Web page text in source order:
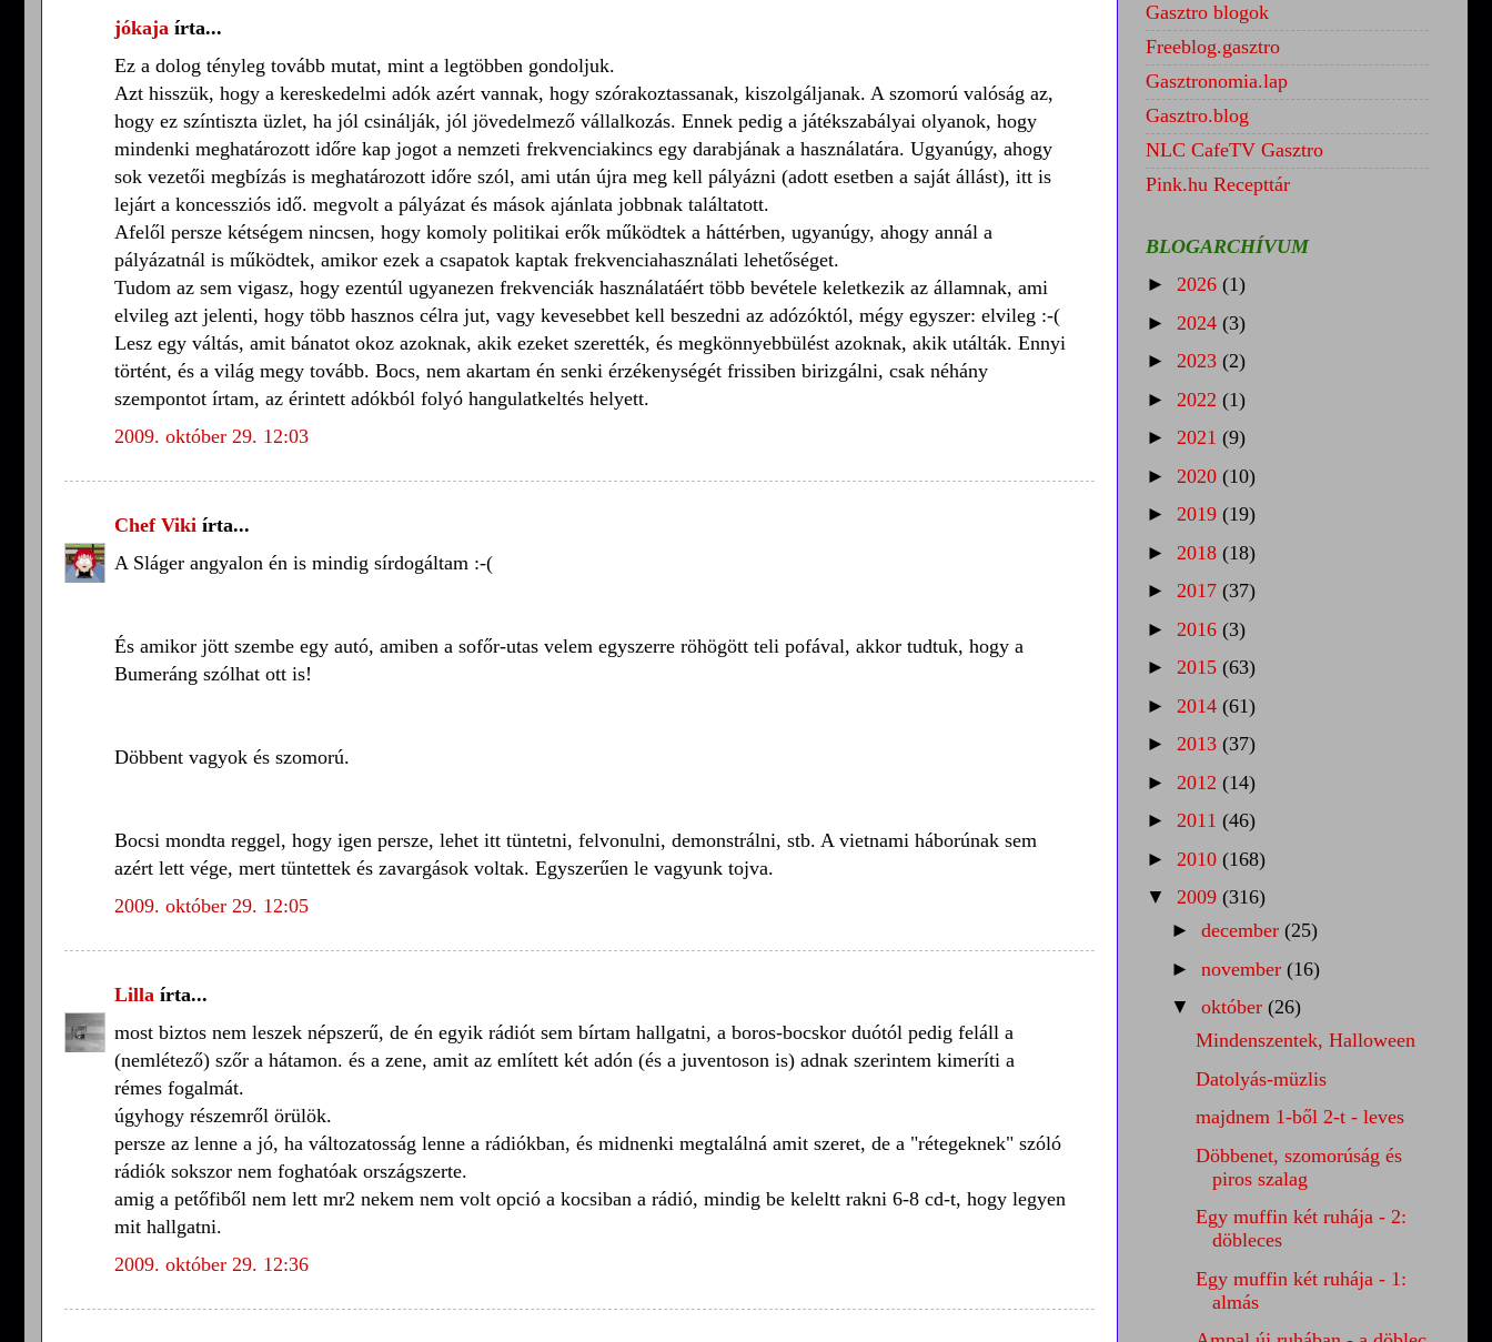
jókaja írta...
Ez a dolog tényleg tovább mutat, mint a legtöbben gondoljuk.
Azt hisszük, hogy a kereskedelmi adók azért vannak, hogy szórakoztassanak, kiszolgáljanak. A szomorú valóság az,
hogy ez színtiszta üzlet, ha jól csinálják, jól jövedelmező vállalkozás. Ennek pedig a játékszabályai olyanok, hogy
mindenki meghatározott időre kap jogot a nemzeti frekvenciakincs egy darabjának a használatára. Ugyanúgy, ahogy
sok vezetői megbízás is meghatározott időre szól, ami után újra meg kell pályázni (adott esetben a saját állást), itt is
lejárt a koncessziós idő. megvolt a pályázat és mások ajánlata jobbnak találtatott.
Afelől persze kétségem nincsen, hogy komoly politikai erők működtek a háttérben, ugyanúgy, ahogy annál a
pályázatnál is működtek, amikor ezek a csapatok kaptak frekvenciahasználati lehetőséget.
Tudom az sem vigasz, hogy ezentúl ugyanezen frekvenciák használatáért több bevétele keletkezik az államnak, ami
elvileg azt jelenti, hogy több hasznos célra jut, vagy kevesebbet kell beszedni az adózóktól, mégy egyszer: elvileg :-(
Lesz egy váltás, amit bánatot okoz azoknak, akik ezeket szerették, és megkönnyebbülést azoknak, akik utálták. Ennyi
történt, és a világ megy tovább. Bocs, nem akartam én senki érzékenységét frissiben birizgálni, csak néhány
szempontot írtam, az érintett adókból folyó hangulatkeltés helyett.
2009. október 29. 12:03
Chef Viki írta...
A Sláger angyalon én is mindig sírdogáltam :-(
És amikor jött szembe egy autó, amiben a sofőr-utas velem egyszerre röhögött teli pofával, akkor tudtuk, hogy a
Bumeráng szólhat ott is!
Döbbent vagyok és szomorú.
Bocsi mondta reggel, hogy igen persze, lehet itt tüntetni, felvonulni, demonstrálni, stb. A vietnami háborúnak sem
azért lett vége, mert tüntettek és zavargások voltak. Egyszerűen le vagyunk tojva.
2009. október 29. 12:05
Lilla írta...
most biztos nem leszek népszerű, de én egyik rádiót sem bírtam hallgatni, a boros-bocskor duótól pedig feláll a
(nemlétező) szőr a hátamon. és a zene, amit az említett két adón (és a juventoson is) adnak szerintem kimeríti a
rémes fogalmát.
úgyhogy részemről örülök.
persze az lenne a jó, ha változatosság lenne a rádiókban, és midnenki megtalálná amit szeret, de a "rétegeknek" szóló
rádiók sokszor nem foghatóak országszerte.
amig a petőfiből nem lett mr2 nekem nem volt opció a kocsiban a rádió, mindig be keleltt rakni 6-8 cd-t, hogy legyen
mit hallgatni.
2009. október 29. 12:36
Gasztro blogok
Freeblog.gasztro
Gasztronomia.lap
Gasztro.blog
NLC CafeTV Gasztro
Pink.hu Recepttár
BLOGARCHÍVUM
► 2026 (1)
► 2024 (3)
► 2023 (2)
► 2022 (1)
► 2021 (9)
► 2020 (10)
► 2019 (19)
► 2018 (18)
► 2017 (37)
► 2016 (3)
► 2015 (63)
► 2014 (61)
► 2013 (37)
► 2012 (14)
► 2011 (46)
► 2010 (168)
▼ 2009 (316)
► december (25)
► november (16)
▼ október (26)
Mindenszentek, Halloween
Datolyás-müzlis
majdnem 1-ből 2-t - leves
Döbbenet, szomorúság és
piros szalag
Egy muffin két ruhája - 2:
döbleces
Egy muffin két ruhája - 1:
almás